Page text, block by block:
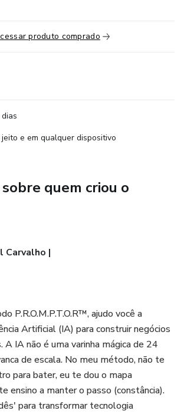
scripts de vídeo e quebra de
carrosséis e legendas para Instagram
anúncios e e-mails pós-
reaproveitamento de conteúdo e
nunca vendeu nada online. Cada
o papel, o objetivo, o modelo e o tom
o que está entre colchetes e
tela em branco. Comece a produzir hoje.
tenha sua fábrica de conteúdo
hoje.
produto comprado
e em qualquer dispositivo
quem criou o
Carvalho |
P.R.O.M.P.T.O.R™, ajudo você a
Artificial (IA) para construir negócios
A IA não é uma varinha mágica de 24
de escala. No meu método, não te
para bater, eu te dou o mapa
ensino a manter o passo (constância).
para transformar tecnologia